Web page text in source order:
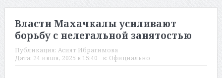
Власти Махачкалы усиливают
борьбу с нелегальной занятостью
Публикация: Асият Ибрагимова
Дата: 24 июля, 2025 в 15:40 в: Официально